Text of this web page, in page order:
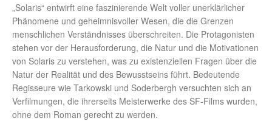
„Solaris“ entwirft eine faszinierende Welt voller unerklärlicher
Phänomene und geheimnisvoller Wesen, die die Grenzen
menschlichen Verständnisses überschreiten. Die Protagonisten
stehen vor der Herausforderung, die Natur und die Motivationen
von Solaris zu verstehen, was zu existenziellen Fragen über die
Natur der Realität und des Bewusstseins führt. Bedeutende
Regisseure wie Tarkowski und Soderbergh versuchten sich an
Verfilmungen, die ihrerseits Meisterwerke des SF-Films wurden,
ohne dem Roman gerecht zu werden.